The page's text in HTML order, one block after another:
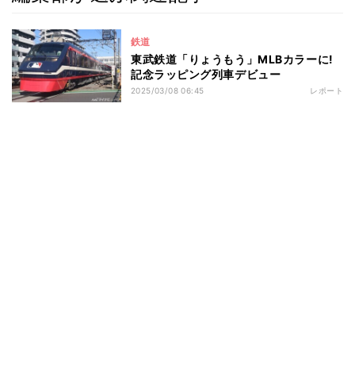
鉄道
東武鉄道「りょうもう」MLBカラーに!
記念ラッピング列車デビュー
2025/03/08 06:45 レポート